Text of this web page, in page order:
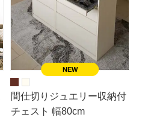
間仕切りジュエリー収納付
チェスト 幅80cm